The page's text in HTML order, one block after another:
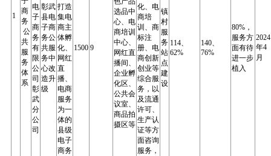
1
商
务
公
共
服
务
体
系
电
子
商
务
有
限
公
司
彰
武
分
公
司
彰武
县电
子商
务公
共服
务中
心改
造升
级
打造
集电
商主
体孵
化、
网红
直
播、
电商
服务
为一
体的
县级
电子
商务
1500 9
选品中
心、电
商培训
中心、
网红直
播间、
企业孵
化区、
公共会
议室、
商品拍
摄区等
化、电
商培
训、商
标注
册、电
商创新
创业等
综合服
务，以
及流通
许可、
生产认
证等方
面咨询
服务，
镇
村
服
务
站
点
建
设
114、
62%
140、
76%
80%，
服务方
面有待
进一步
植入
2024
年4
月